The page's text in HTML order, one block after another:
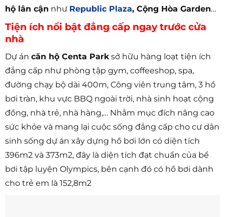
hộ lân cận như Republic Plaza, Cộng Hòa Garden…
Tiện ích nổi bật đẳng cấp ngay trước cửa
nhà
Dự án căn hộ Centa Parksở hữu hàng loạt tiện ích
đẳng cấp như phòng tập gym, coffeeshop, spa,
đường chạy bộ dài 400m, Công viên trung tâm, 3 hồ
bơi tràn, khu vực BBQ ngoài trời, nhà sinh hoạt cộng
đồng, nhà trẻ, nhà hàng,… Nhằm mục đích nâng cao
sức khỏe và mang lại cuộc sống đẳng cấp cho cư dân
sinh sống dự án xây dựng hồ bơi lớn có diện tích
396m2 và 373m2, đây là diện tích đạt chuẩn của bể
bơi tập luyện Olympics, bên cạnh đó có hồ bơi dành
cho trẻ em là 152,8m2